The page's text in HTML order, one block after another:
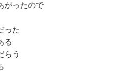
がったので
った
る
らう